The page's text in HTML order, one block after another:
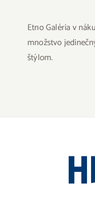
Etno Galéria v
množstvo
štýlom.